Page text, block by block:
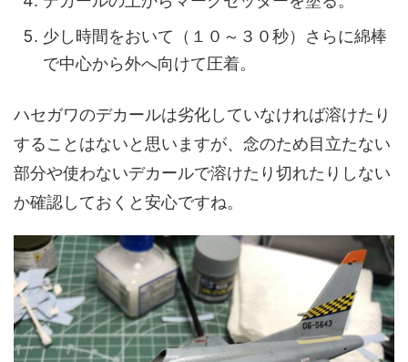
少し時間をおいて（１０～３０秒）さらに綿棒
で中心から外へ向けて圧着。
ハセガワのデカールは劣化していなければ溶けたり
することはないと思いますが、念のため目立たない
部分や使わないデカールで溶けたり切れたりしない
か確認しておくと安心ですね。